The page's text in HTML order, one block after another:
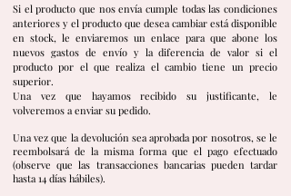
Si el producto que nos envía cumple todas las condiciones
anteriores y el producto que desea cambiar está disponible
en stock, le enviaremos un enlace para que abone los
nuevos gastos de envío y la diferencia de valor si el
producto por el que realiza el cambio tiene un precio
superior.
Una vez que hayamos recibido su justificante, le
volveremos a enviar su pedido.
Una vez que la devolución sea aprobada por nosotros, se le
reembolsará de la misma forma que el pago efectuado
(observe que las transacciones bancarias pueden tardar
hasta 14 días hábiles).